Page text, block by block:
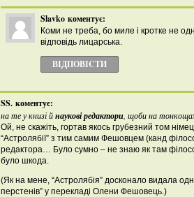
Slavko коментує:
Коми не треба, бо миле і кротке не
відповідь лицарська.
ВІДПОВІCТИ
SS. коментує:
на те у книзі йнаукові редактори , щоби на
Ой, не скажіть, гортав якось грубезний том
“Астролябії” з тим самим Фешовцем (канд
редактора… Було сумно – не знаю як там
було шкода.
(Як на мене, “Астролябія” досконало видала
перстенів” у перекладі Олени Фешовець.)